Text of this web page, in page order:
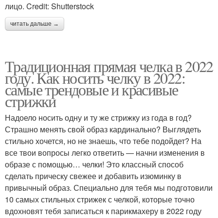
лицо. Credit: Shutterstock
читать дальше →
Традиционная прямая челка в 2022
году. Как носить челку в 2022:
самые трендовые и красивые
стрижки
Надоело носить одну и ту же стрижку из года в год?
Страшно менять свой образ кардинально? Выглядеть
стильно хочется, но не знаешь, что тебе подойдет? На
все твои вопросы легко ответить — начни изменения в
образе с помощью… челки! Это классный способ
сделать прическу свежее и добавить изюминку в
привычный образ. Специально для тебя мы подготовили
10 самых стильных стрижек с челкой, которые точно
вдохновят тебя записаться к парикмахеру в 2022 году